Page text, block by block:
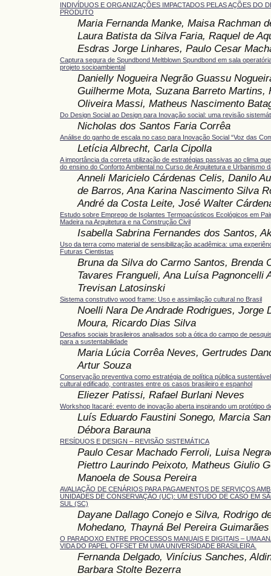
INDIVÍDUOS E ORGANIZAÇÕES IMPACTADOS PELAS AÇÕES DO
PRODUTO
Maria Fernanda Manke, Maisa Rachman
Laura Batista da Silva Faria, Raquel de
Esdras Jorge Linhares, Paulo Cesar
Captura segura de Spundbond Meltblown Spundbond em sala
projeto socioambiental
Danielly Nogueira Negrão Guassu
Guilherme Mota, Suzana Barreto Martins,
Oliveira Massi, Matheus Nascimento
Do Design Social ao Design para Inovação social: uma revisão
Nicholas dos Santos Faria Corrêa
Análise do ganho de escala no caso para Inovação Social “Voz das
Letícia Albrecht, Carla Cipolla
A importância da correta utilização de estratégias passivas ao clima
do ensino do Conforto Ambiental no Curso de Arquitetura e Urbanismo
Anneli Maricielo Cárdenas Celis, Danilo
de Barros, Ana Karina Nascimento Silva
André da Costa Leite, José Walter
Estudo sobre Emprego de Isolantes Termoacústicos Ecológicos em
Madeira na Arquitetura e na Construção Civil
Isabella Sabrina Fernandes dos Santos,
Uso da terra como material de sensibilização acadêmica: uma
Futuras Cientistas
Bruna da Silva do Carmo Santos, Brenda
Tavares Frangueli, Ana Luísa Pagnoncelli
Trevisan Latosinski
Sistema construtivo wood frame: Uso e assimilação cultural no Brasil
Noelli Nara De Andrade Rodrigues, Jorge
Moura, Ricardo Dias Silva
Desafios sociais brasileiros analisados sob a ótica do campo de
para a sustentabilidade
Maria Lúcia Corrêa Neves, Gertrudes
Artur Souza
Conservação preventiva como estratégia de política pública
cultural edificado, contrastes entre os casos brasileiro e espanhol
Eliezer Patissi, Rafael Burlani Neves
Workshop Itacaré: evento de inovação aberta inspirando um protótipo
Luís Eduardo Faustini Sonego, Marcia
Débora Barauna
RESÍDUOS E DESIGN – REVISÃO SISTEMÁTICA
Paulo Cesar Machado Ferroli, Luisa
Piettro Laurindo Peixoto, Matheus Giulio
Manoela de Sousa Pereira
AVALIAÇÃO DE CENÁRIOS PARA PAGAMENTOS DE SERVIÇOS
UNIDADES DE CONSERVAÇÃO (UC): UM ESTUDO DE CASO EM
SUL (SC)
Dayane Dallago Conejo e Silva, Rodrigo
Mohedano, Thayná Bel Pereira Guimarães
O PARADOXO ENTRE PROCESSOS MANUAIS E DIGITAIS – UMA
VIDA DO PAPEL OFFSET EM UMA UNIVERSIDADE BRASILEIRA.
Fernanda Delgado, Vinícius Sanches,
Barbara Stolte Bezerra